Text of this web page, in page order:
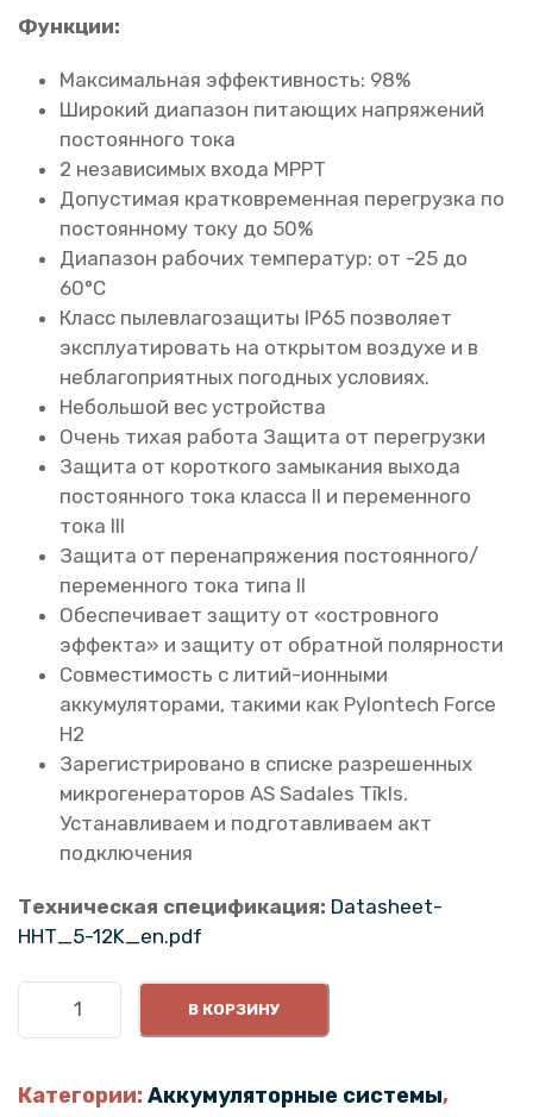
Функции:
Максимальная эффективность: 98%
Широкий диапазон питающих напряжений
постоянного тока
2 независимых входа MPPT
Допустимая кратковременная перегрузка по
постоянному току до 50%
Диапазон рабочих температур: от -25 до
60°C
Класс пылевлагозащиты IP65 позволяет
эксплуатировать на открытом воздухе и в
неблагоприятных погодных условиях.
Небольшой вес устройства
Очень тихая работа Защита от перегрузки
Защита от короткого замыкания выхода
постоянного тока класса II и переменного
тока III
Защита от перенапряжения постоянного/
переменного тока типа II
Обеспечивает защиту от «островного
эффекта» и защиту от обратной полярности
Совместимость с литий-ионными
аккумуляторами, такими как Pylontech Force
H2
Зарегистрировано в списке разрешенных
микрогенераторов AS Sadales Tīkls.
Устанавливаем и подготавливаем акт
подключения
Техническая спецификация: Datasheet-
HHT_5-12K_en.pdf
и
В КОРЗИНУ
Категории:Аккумуляторные системы,